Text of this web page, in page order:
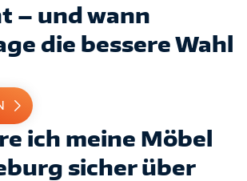
– und wann
die bessere Wahl
ich meine Möbel
sicher über